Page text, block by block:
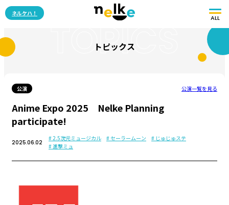
ネルケハ！
ALL
TOPICS
トピックス
公演 公演一覧を見る
Anime Expo 2025 Nelke Planning
participate!
2025.06.02
# 2.5次元ミュージカル # セーラームーン
# じゅじゅステ
# 進撃ミュ